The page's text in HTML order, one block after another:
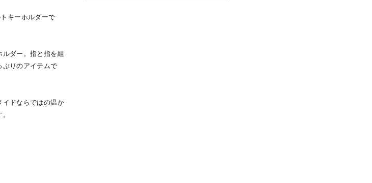
キーホルダーで
ダー。指と指を組
ぷりのアイテムで
イドならではの温か